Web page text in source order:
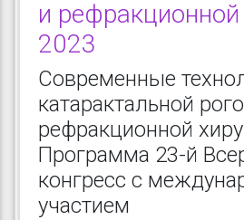
и рефракционной
2023
Современные
катарактальной
рефракционной
Программа 23-й
конгресс с
участием